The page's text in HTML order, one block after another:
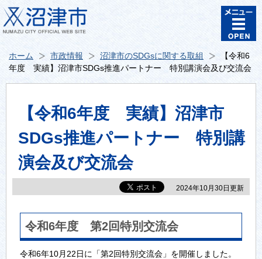
ホーム 市政情報 沼津市のSDGsに関する取組
【令和6
年度 実績】沼津市SDGs推進パートナー 特別講演会及び交流会
【令和6年度 実績】沼津市
SDGs推進パートナー 特別講
演会及び交流会
2024年10月30日更新
令和6年度 第2回特別交流会
令和6年10月22日に「第2回特別交流会」を開催しました。